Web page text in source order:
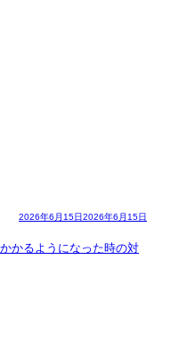
2026年6月15日2026年6月15日
かるようになった時の対